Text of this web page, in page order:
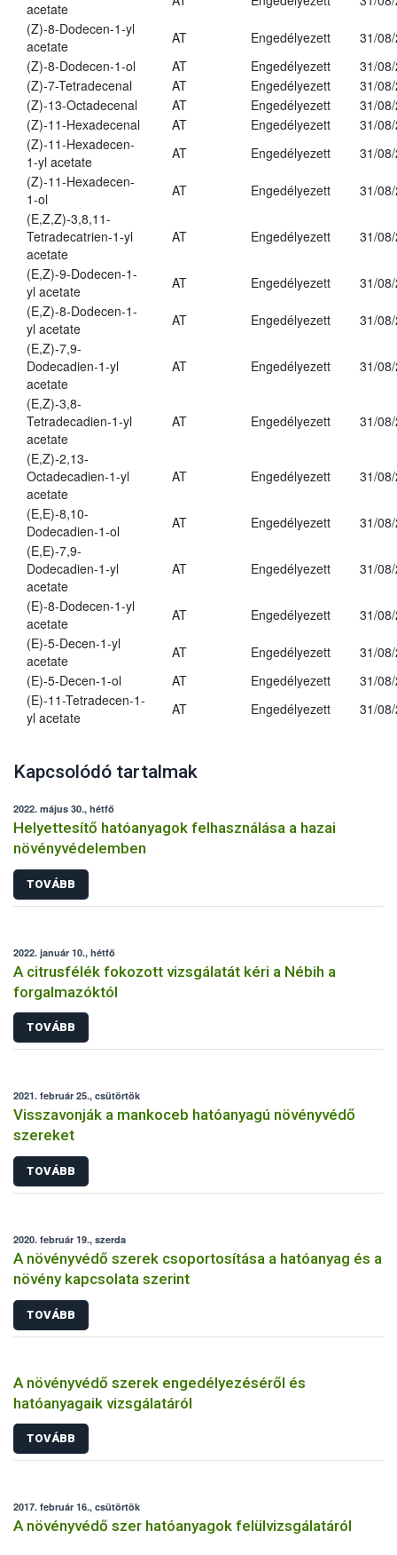
acetate
(Z)-8-Dodecen-1-yl
acetate
AT Engedélyezett
31/
(Z)-8-Dodecen-1-ol
AT Engedélyezett
31/
(Z)-7-Tetradecenal
AT Engedélyezett
31/
(Z)-13-Octadecenal
AT Engedélyezett
31/
(Z)-11-Hexadecenal
AT Engedélyezett
31/
(Z)-11-Hexadecen-
1-yl acetate
AT Engedélyezett
31/
(Z)-11-Hexadecen-
1-ol
AT Engedélyezett
31/
(E,Z,Z)-3,8,11-
Tetradecatrien-1-yl
acetate
AT Engedélyezett 31/
(E,Z)-9-Dodecen-1-
yl acetate
AT Engedélyezett
31/
(E,Z)-8-Dodecen-1-
yl acetate
AT Engedélyezett
31/
(E,Z)-7,9-
Dodecadien-1-yl
acetate
AT Engedélyezett 31/
(E,Z)-3,8-
Tetradecadien-1-yl
acetate
AT Engedélyezett 31/
(E,Z)-2,13-
Octadecadien-1-yl
acetate
AT Engedélyezett 31/
(E,E)-8,10-
Dodecadien-1-ol
AT Engedélyezett
31/
(E,E)-7,9-
Dodecadien-1-yl
acetate
AT Engedélyezett 31/
(E)-8-Dodecen-1-yl
acetate
AT Engedélyezett
31/
(E)-5-Decen-1-yl
acetate
AT Engedélyezett
31/
(E)-5-Decen-1-ol
AT Engedélyezett
31/
(E)-11-Tetradecen-1-
yl acetate
AT Engedélyezett 31/
Kapcsolódó tartalmak
2022. május 30., hétfő
Helyettesítő hatóanyagok felhasználása a hazai
növényvédelemben
TOVÁBB
2022. január 10., hétfő
A citrusfélék fokozott vizsgálatát kéri a Nébih a
forgalmazóktól
TOVÁBB
2021. február 25., csütörtök
Visszavonják a mankoceb hatóanyagú növényvédő
szereket
TOVÁBB
2020. február 19., szerda
A növényvédő szerek csoportosítása a hatóanyag és a
növény kapcsolata szerint
TOVÁBB
A növényvédő szerek engedélyezéséről és
hatóanyagaik vizsgálatáról
TOVÁBB
2017. február 16., csütörtök
A növényvédő szer hatóanyagok felülvizsgálatáról